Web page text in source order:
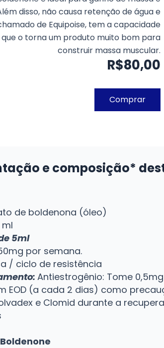
disso, não causa retenção de água e
de Equipoise, tem a capacidade
o torna um produto muito bom para
construir massa muscular.
R$80,00
Comprar
e composição*
de boldenona (óleo)
5ml
por semana.
/ ciclo de resistência
Antiestrogênio: Tome
EOD (a cada 2 dias) como
e Clomid durante a